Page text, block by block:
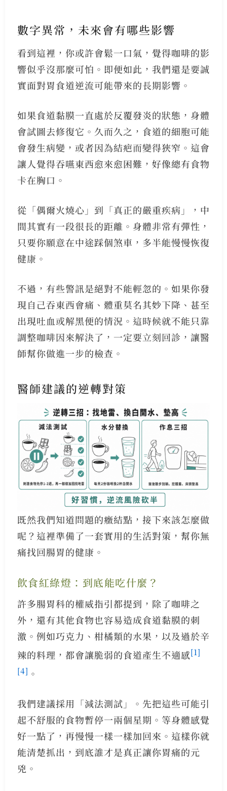
數字異常，未來會有哪些影響
看到這裡，你或許會鬆一口氣，覺得咖啡的影
響似乎沒那麼可怕。即便如此，我們還是要誠
實面對胃食道逆流可能帶來的長期影響。
如果食道黏膜一直處於反覆發炎的狀態，身體
會試圖去修復它。久而久之，食道的細胞可能
會發生病變，或者因為結疤而變得狹窄。這會
讓人覺得吞嚥東西愈來愈困難，好像總有食物
卡在胸口。
從「偶爾火燒心」到「真正的嚴重疾病」，中
間其實有一段很長的距離。身體非常有彈性，
只要你願意在中途踩個煞車，多半能慢慢恢復
健康。
不過，有些警訊是絕對不能輕忽的。如果你發
現自己吞東西會痛、體重莫名其妙下降、甚至
出現吐血或解黑便的情況。這時候就不能只靠
調整咖啡因來解決了，一定要立刻回診，讓醫
師幫你做進一步的檢查。
醫師建議的逆轉對策
既然我們知道問題的癥結點，接下來該怎麼做
呢？這裡準備了一套實用的生活對策，幫你無
痛找回腸胃的健康。
飲食紅綠燈：到底能吃什麼？
許多腸胃科的權威指引都提到，除了咖啡之
外，還有其他食物也容易造成食道黏膜的刺
激。例如巧克力、柑橘類的水果，以及過於辛
辣的料理，都會讓脆弱的食道產生不適感[1]
[4] 。
我們建議採用「減法測試」。先把這些可能引
起不舒服的食物暫停一兩個星期。等身體感覺
好一點了，再慢慢一樣一樣加回來。這樣你就
能清楚抓出，到底誰才是真正讓你胃痛的元
兇。